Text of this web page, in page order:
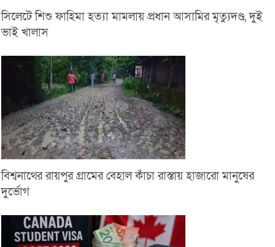
সিলেটে শিশু ফাহিমা হত্যা মামলায় প্রধান আসামির মৃত্যুদণ্ড, দুই
ভাই খালাস
বিশ্বনাথের রায়পুর গ্রামের বেহাল কাঁচা রাস্তায় হাজারো মানুষের
দুর্ভোগ